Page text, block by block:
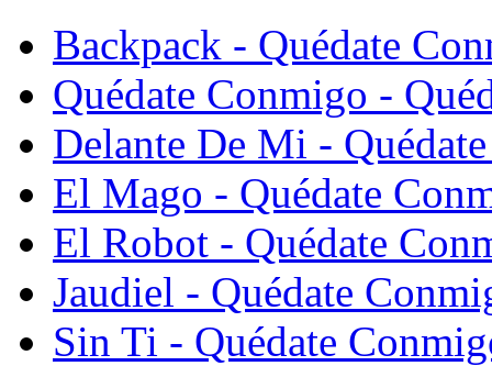
Backpack - Quédate
Quédate Conmigo -
Delante De Mi -
El Mago - Quédate
El Robot - Quédate
Jaudiel - Quédate
Sin Ti - Quédate